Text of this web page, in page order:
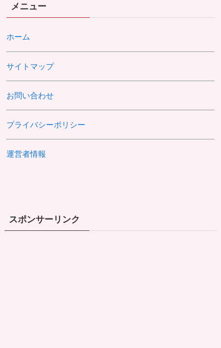
メニュー
ホーム
サイトマップ
お問い合わせ
プライバシーポリシー
運営者情報
スポンサーリンク